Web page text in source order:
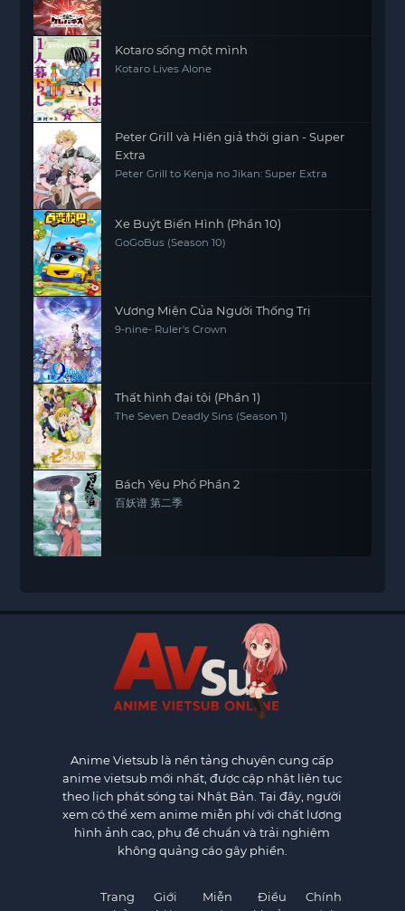
Kotaro sống một mình
Kotaro Lives Alone
Peter Grill và Hiền giả thời gian - Super
Extra
Peter Grill to Kenja no Jikan: Super Extra
Xe Buýt Biến Hình (Phần 10)
GoGoBus (Season 10)
Vương Miện Của Người Thống Trị
9-nine- Ruler's Crown
Thất hình đại tội (Phần 1)
The Seven Deadly Sins (Season 1)
Bách Yêu Phổ Phần 2
百妖谱 第二季
Anime Vietsub là nền tảng chuyên cung cấp
anime vietsub mới nhất, được cập nhật liên tục
theo lịch phát sóng tại Nhật Bản. Tại đây, người
xem có thể xem anime miễn phí với chất lượng
hình ảnh cao, phụ đề chuẩn và trải nghiệm
không quảng cáo gây phiền.
Trang
Giới
Miễn
Điều
Chính